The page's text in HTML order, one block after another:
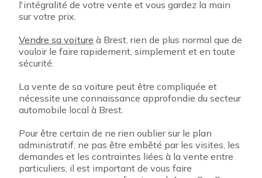
l'intégralité de votre vente et vous gardez la main
sur votre prix.
Vendre sa voiture à Brest, rien de plus normal que de
vouloir le faire rapidement, simplement et en toute
sécurité.
La vente de sa voiture peut être compliquée et
nécessite une connaissance approfondie du secteur
automobile local à Brest.
Pour être certain de ne rien oublier sur le plan
administratif, ne pas être embêté par les visites, les
demandes et les contraintes liées à la vente entre
particuliers, il est important de vous faire